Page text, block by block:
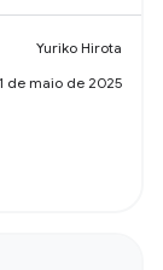
Yuriko Hirota
de maio de 2025